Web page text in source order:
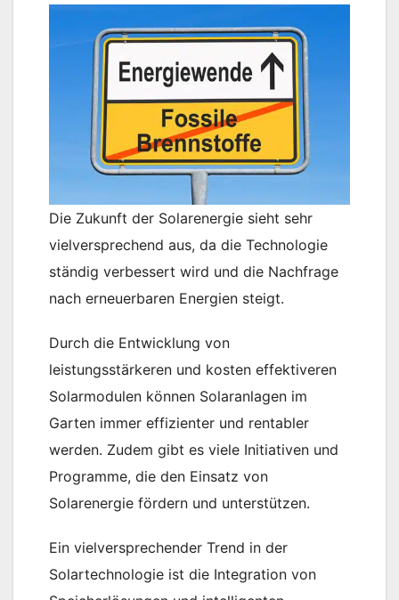
Die Zukunft der Solarenergie sieht sehr
vielversprechend aus, da die Technologie
ständig verbessert wird und die Nachfrage
nach erneuerbaren Energien steigt.
Durch die Entwicklung von
leistungsstärkeren und kosten effektiveren
Solarmodulen können Solaranlagen im
Garten immer effizienter und rentabler
werden. Zudem gibt es viele Initiativen und
Programme, die den Einsatz von
Solarenergie fördern und unterstützen.
Ein vielversprechender Trend in der
Solartechnologie ist die Integration von